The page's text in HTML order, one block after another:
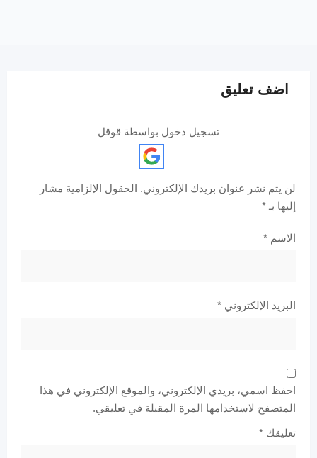
اضف تعليق
تسجيل دخول بواسطة قوقل
لن يتم نشر عنوان بريدك الإلكتروني. الحقول الإلزامية مشار
إليها بـ *
الاسم *
البريد الإلكتروني *
احفظ اسمي، بريدي الإلكتروني، والموقع الإلكتروني في هذا
المتصفح لاستخدامها المرة المقبلة في تعليقي.
تعليقك *